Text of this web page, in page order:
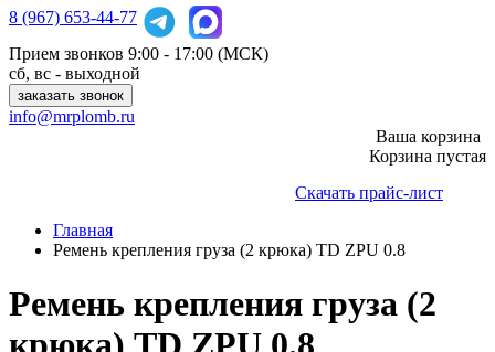
8 (967) 653-44-77
Прием звонков 9:00 - 17:00 (МСК)
сб, вс - выходной
заказать звонок
info@mrplomb.ru
Ваша корзина
Корзина пустая
Скачать прайс-лист
Главная
Ремень крепления груза (2 крюка) TD ZPU 0.8
Ремень крепления груза (2